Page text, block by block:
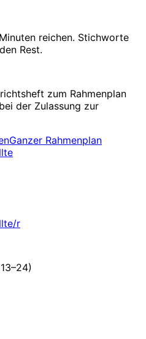
reichen. Stichworte
Rest.
zum Rahmenplan
der Zulassung zur
Ganzer Rahmenplan
r
13–24)